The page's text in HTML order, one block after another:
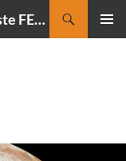
CIELMANIA : le blog de Jean-Baptiste FELDMANN, photographe du ciel